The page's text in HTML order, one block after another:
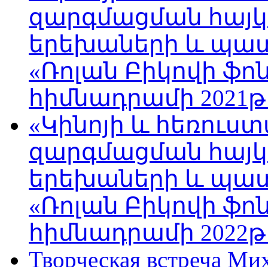
զարգմացման
երեխաների և
«Ռոլան Բիկովի
հիմնադրամի
«Կինոյի և
զարգմացման
երեխաների և
«Ռոլան Բիկովի
հիմնադրամի
Творческая встреча